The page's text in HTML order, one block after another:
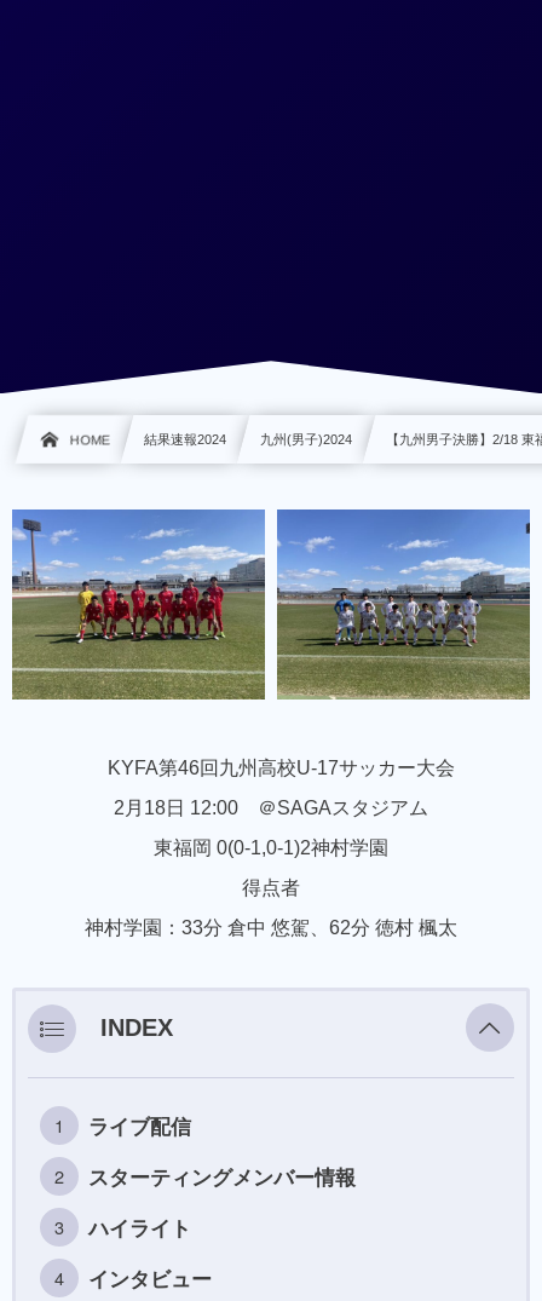
HOME 結果速報2024 九州(男子)2024 【九州男子決勝】2/18
KYFA第46回九州高校U-17サッカー大会
2月18日 12:00 ＠SAGAスタジアム
東福岡 0(0-1,0-1)2神村学園
得点者
神村学園：33分 倉中 悠駕、62分 徳村 楓太
INDEX
ライブ配信
スターティングメンバー情報
ハイライト
インタビュー